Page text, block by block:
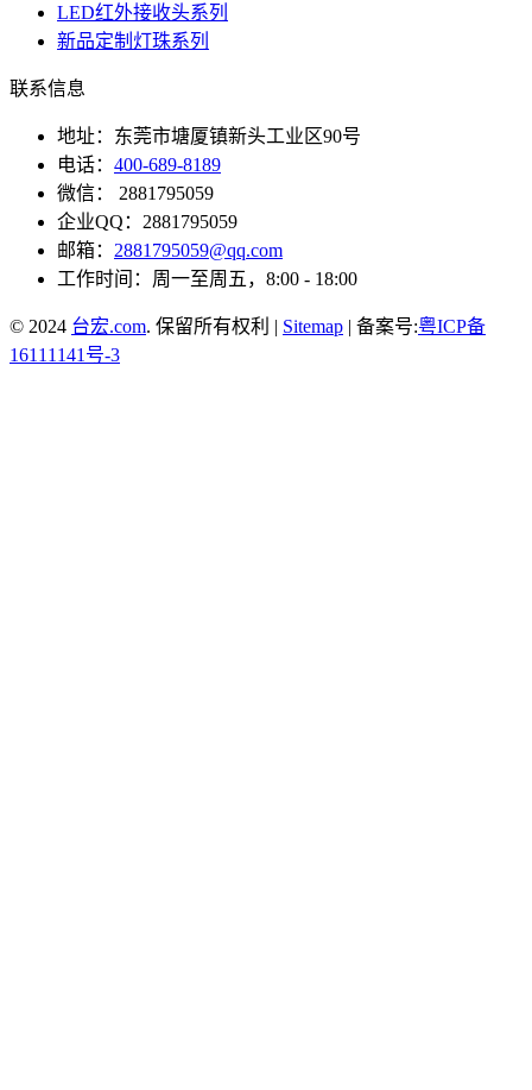
LED红外接收头系列
新品定制灯珠系列
联系信息
地址：东莞市塘厦镇新头工业区90号
电话： 400-689-8189
微信： 2881795059
企业QQ：2881795059
邮箱： 2881795059@qq.com
工作时间：周一至周五，8:00 - 18:00
© 2024 台宏.com. 保留所有权利 | Sitemap | 备案号:粤ICP备
16111141号-3